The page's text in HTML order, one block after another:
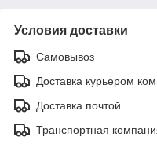
Условия доставки
Самовывоз
Доставка курьером
Доставка почтой
Транспортная